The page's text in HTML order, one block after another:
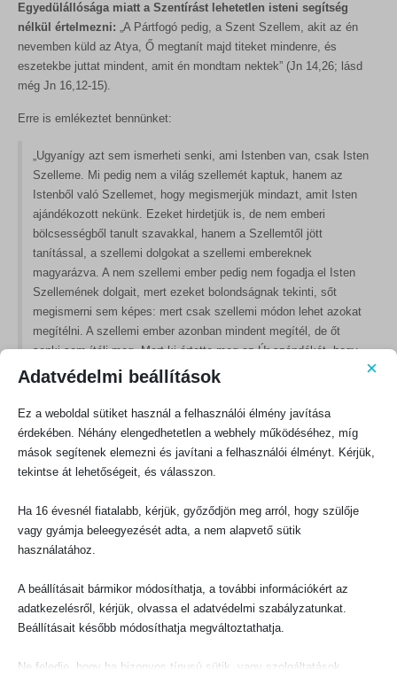
Egyedülállósága miatt a Szentírást lehetetlen isteni segítség
nélkül értelmezni: „A Pártfogó pedig, a Szent Szellem, akit az én
nevemben küld az Atya, Ő megtanít majd titeket mindenre, és
eszetekbe juttat mindent, amit én mondtam nektek” (Jn 14,26; lásd
még Jn 16,12-15).
Erre is emlékeztet bennünket:
„Ugyanígy azt sem ismerheti senki, ami Istenben van, csak Isten
Szelleme. Mi pedig nem a világ szellemét kaptuk, hanem az
Istenből való Szellemet, hogy megismerjük mindazt, amit Isten
ajándékozott nekünk. Ezeket hirdetjük is, de nem emberi
bölcsességből tanult szavakkal, hanem a Szellemtől jött
tanítással, a szellemi dolgokat a szellemi embereknek
magyarázva. A nem szellemi ember pedig nem fogadja el Isten
Szellemének dolgait, mert ezeket bolondságnak tekinti, sőt
megismerni sem képes: mert csak szellemi módon lehet azokat
megítélni. A szellemi ember azonban mindent megítél, de őt
senki sem ítéli meg. Mert ki értette meg az Úr szándékát, hogy
őt kioktathatná? Bennünk pedig Krisztus értelme van.” (1Kor
Ez fontos kérdést vet fel. Ha a nem hívők a Szent Szellem nélkül
nem tudják megérteni a Szentírást, akkor hogyan tudnának akár
közvetlen módon kommentárok, akár kifinomultabb módon egy
megértsék Isten Igéjét?
És ha a felülről jövő isteni bölcsesség merőben különbözik az emberi,
technológia használatával megszerzett „bölcsesség” valóban isteni?
2. A SÁTÁN EGYSZERRE HAZUG ÉS
CSALÓ, AKI AKTÍVAN TÖREKSZIK
Adatvédelmi beállítások ×
Ez a weboldal sütiket használ a felhasználói élmény javítása
érdekében. Néhány elengedhetetlen a webhely működéséhez, míg
mások segítenek elemezni és javítani a felhasználói élményt. Kérjük,
tekintse át lehetőségeit, és válasszon.
Ha 16 évesnél fiatalabb, kérjük, győződjön meg arról, hogy szülője
vagy gyámja beleegyezését adta, a nem alapvető sütik
használatához.
A beállításait bármikor módosíthatja, a további információkért az
adatkezelésről, kérjük, olvassa el adatvédelmi szabályzatunkat.
Beállításait később módosíthatja megváltoztathatja.
Ne feledje, hogy ha bizonyos típusú sütik, vagy szolgáltatások